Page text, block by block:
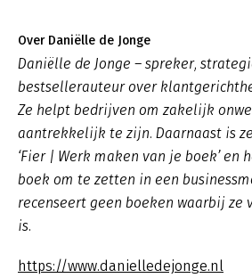
Over Daniëlle de Jonge
Daniëlle de Jonge – spreker,
bestsellerauteur over
Ze helpt bedrijven om zakelijk
aantrekkelijk te zijn. Daarnaast is
‘Fier | Werk maken van je boek’ en
boek om te zetten in een
recenseert geen boeken waarbij ze
is.
https://www.danielledejonge.nl